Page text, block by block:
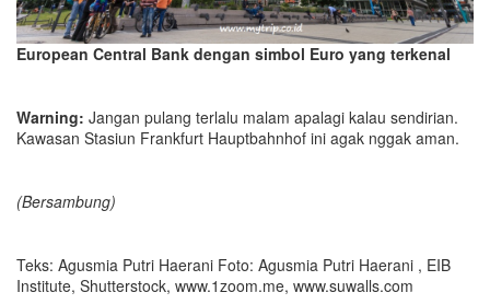
European Central Bank dengan simbol Euro yang terkenal
Warning: Jangan pulang terlalu malam apalagi kalau sendirian.
Kawasan Stasiun Frankfurt Hauptbahnhof ini agak nggak aman.
(Bersambung)
Teks: Agusmia Putri Haerani Foto: Agusmia Putri Haerani , EIB
Institute, Shutterstock, www.1zoom.me, www.suwalls.com